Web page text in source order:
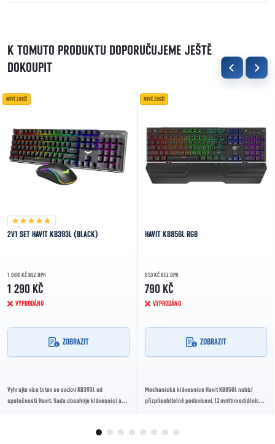
K TOMUTO PRODUKTU DOPORUČUJEME JEŠTĚ
DOKOUPIT
NOVÉ ZBOŽÍ
2V1 SET HAVIT KB393L (BLACK)
1 066 KČ BEZ DPH
1 290 KČ
VYPRODÁNO
ZOBRAZIT
Vyhrajte více bitev se sadou KB393L od
společnosti Havit. Sada obsahuje klávesnici a
NOVÉ ZBOŽÍ
HAVIT KB856L RGB
653 KČ BEZ DPH
790 KČ
VYPRODÁNO
ZOBRAZIT
Mechanická klávesnice Havit KB856L nabízí
přizpůsobitelné podsvícení, 12 multimediálních